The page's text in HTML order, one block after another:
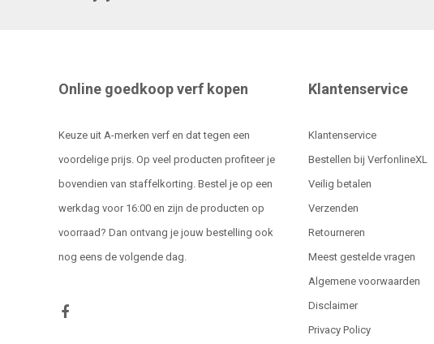
Online goedkoop verf kopen
Keuze uit A-merken verf en dat tegen een
voordelige prijs. Op veel producten profiteer je
bovendien van staffelkorting. Bestel je op een
werkdag voor 16:00 en zijn de producten op
voorraad? Dan ontvang je jouw bestelling ook
nog eens de volgende dag.
Klantenservice
Klantenservice
Bestellen bij VerfonlineXL
Veilig betalen
Verzenden
Retourneren
Meest gestelde vragen
Algemene voorwaarden
Disclaimer
Privacy Policy